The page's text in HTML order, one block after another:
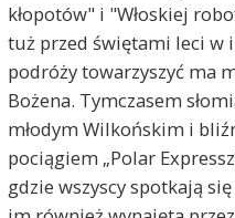
kłopotów" i "Włoskiej
tuż przed świętami leci w
podróży towarzyszyć ma
Bożena. Tymczasem
młodym Wilkońskim i
pociągiem „Polar
gdzie wszyscy spotkają